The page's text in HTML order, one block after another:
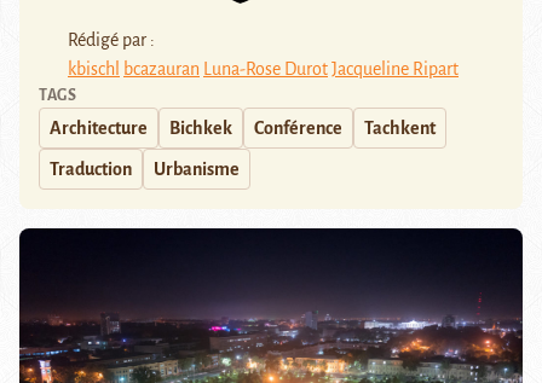
Rédigé par :
kbischl bcazauran Luna-Rose DurotJacqueline Ripart
TAGS
Architecture Bichkek Conférence Tachkent
Traduction Urbanisme